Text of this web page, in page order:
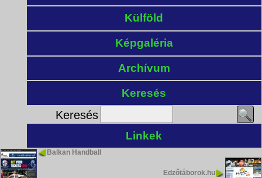
Külföld
Képgaléria
Archívum
Keresés
Keresés
Linkek
Balkan Handball
Edzőtáborok.hu